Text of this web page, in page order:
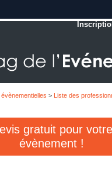
>
Liste des
gratuit pour votre
évènement !